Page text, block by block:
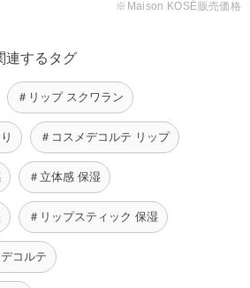
ハ
…
※Maison KOSÉ販売価格
連するタグ
＃リップ スクワラン
＃コスメデコルテ リップ
＃立体感 保湿
＃リップスティック 保湿
コルテ